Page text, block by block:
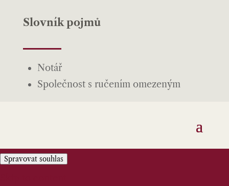
Slovník pojmů
Notář
Společnost s ručením omezeným
Spravovat souhlas